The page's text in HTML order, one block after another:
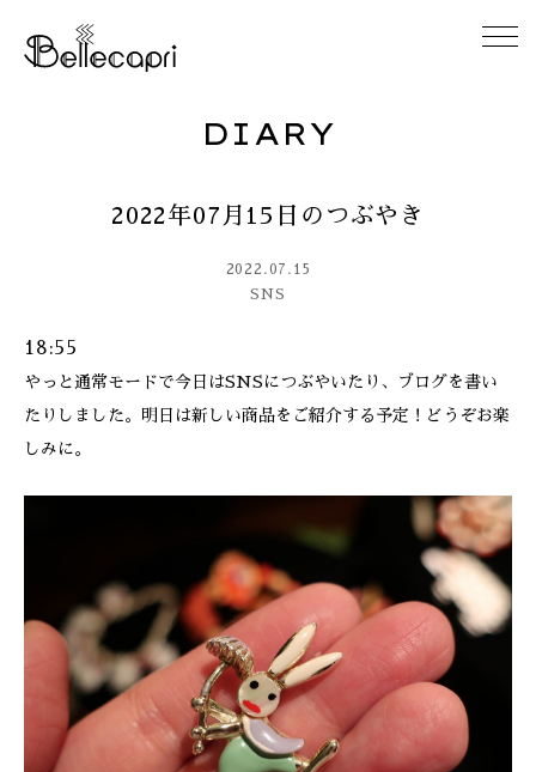
ABOUT
ACCESS
DIARY
ONLINE SHOP
DIARY
2022年07月15日のつぶやき
2022.07.15
SNS
18:55
やっと通常モードで今日はSNSにつぶやいたり、ブログを書い
たりしました。明日は新しい商品をご紹介する予定！どうぞお楽
しみに。